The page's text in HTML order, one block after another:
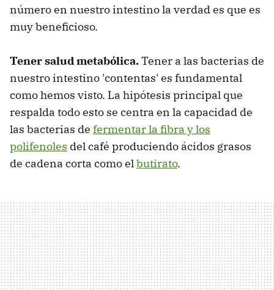
número en nuestro intestino la verdad es que es
muy beneficioso.
Tener salud metabólica.Tener a las bacterias de
nuestro intestino 'contentas' es fundamental
como hemos visto. La hipótesis principal que
respalda todo esto se centra en la capacidad de
las bacterias de fermentar la fibra y los
polifenoles del café produciendo ácidos grasos
de cadena corta como elbutirato.